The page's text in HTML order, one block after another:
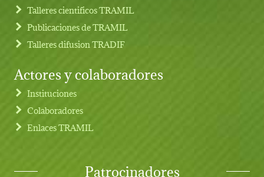
Talleres cientificos TRAMIL
Publicaciones de TRAMIL
Talleres difusion TRADIF
Actores y colaboradores
Instituciones
Colaboradores
Enlaces TRAMIL
Patrocinadores